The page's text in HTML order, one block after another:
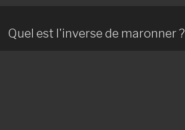
Quel est l'inverse de maronner ?